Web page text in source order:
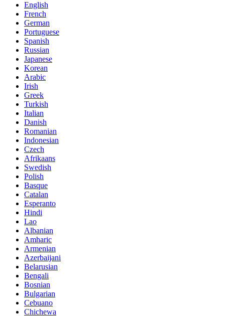
English
French
German
Portuguese
Spanish
Russian
Japanese
Korean
Arabic
Irish
Greek
Turkish
Italian
Danish
Romanian
Indonesian
Czech
Afrikaans
Swedish
Polish
Basque
Catalan
Esperanto
Hindi
Lao
Albanian
Amharic
Armenian
Azerbaijani
Belarusian
Bengali
Bosnian
Bulgarian
Cebuano
Chichewa